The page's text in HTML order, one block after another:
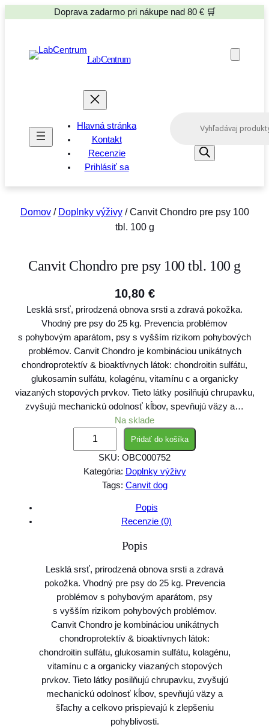
Doprava zadarmo pri nákupe nad 80 € 🛒
LabCentrum
Hlavná stránka
Kontakt
Recenzie
Prihlásiť sa
s
e
Domov/ Doplnky výživy/ Canvit Chondro pre psy 100
tbl. 100 g
Canvit Chondro pre psy 100 tbl. 100 g
10,80 €
Lesklá srsť, prirodzená obnova srsti a zdravá pokožka.
Vhodný pre psy do 25 kg. Prevencia problémov
s pohybovým aparátom, psy s vyšším rizikom pohybových
problémov. Canvit Chondro je kombináciou unikátnych
chondroprotektív & bioaktívnych látok: chondroitin sulfátu,
glukosamin sulfátu, kolagénu, vitamínu c a organicky
viazaných stopových prvkov. Tieto látky posilňujú chrupavku,
zvyšujú mechanickú odolnosť kĺbov, spevňujú väzy a…
Na sklade
n
v
i
t
C
h
o
n
d
r
o
Pridať do košíka
SKU: OBC000752
Kategória: Doplnky výživy
Tags: Canvit dog
Popis
Recenzie (0)
Popis
Lesklá srsť, prirodzená obnova srsti a zdravá
pokožka. Vhodný pre psy do 25 kg. Prevencia
problémov s pohybovým aparátom, psy
s vyšším rizikom pohybových problémov.
Canvit Chondro je kombináciou unikátnych
chondroprotektív & bioaktívnych látok:
chondroitin sulfátu, glukosamin sulfátu, kolagénu,
vitamínu c a organicky viazaných stopových
prvkov. Tieto látky posilňujú chrupavku, zvyšujú
mechanickú odolnosť kĺbov, spevňujú väzy a
šľachy a celkovo prispievajú k zlepšeniu
pohyblivosti.